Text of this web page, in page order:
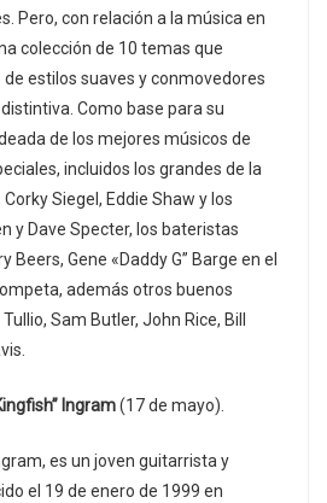
Pero, con relación a la música en
colección de 10 temas que
estilos suaves y conmovedores
Como base para su
de los mejores músicos de
incluidos los grandes de la
Siegel, Eddie Shaw y los
y Dave Specter, los bateristas
Beers, Gene «Daddy G” Barge en el
además otros buenos
Sam Butler, John Rice, Bill
Ingram(17 de mayo).
es un joven guitarrista y
el 19 de enero de 1999 en